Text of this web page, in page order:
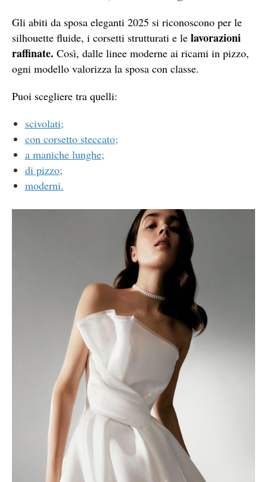
Gli abiti da sposa eleganti 2025 si riconoscono per le
silhouette fluide, i corsetti strutturati e le lavorazioni
raffinate. Così, dalle linee moderne ai ricami in pizzo,
ogni modello valorizza la sposa con classe.
Puoi scegliere tra quelli:
scivolati;
con corsetto steccato;
a maniche lunghe;
di pizzo;
moderni.